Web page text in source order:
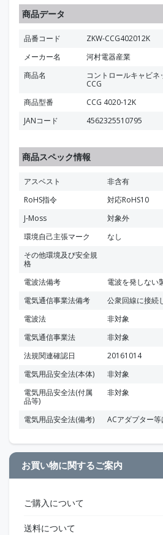
商品データ
品番コード
ZKW-CCG402012K
メーカー名
河村電器産業
商品名
コントロールキャビネ
CCG
商品型番
CCG 4020-12K
JANコード
4562325510795
商品スペック情報
アスベスト
非含有
RoHS指令
対応RoHS10
J-Moss
対象外
環境自己主張マーク
なし
その他環境及び安全規
格
電波法備考
電波を発しない
電気通信事業法備考
公衆回線に接続
電波法
非対象
電気通信事業法
非対象
法規関連確認日
20161014
電気用品安全法(本体)
非対象
電気用品安全法(付属
品等)
非対象
電気用品安全法(備考) ACアダプター等
お買い物に関するご案内
ご購入について
送料について